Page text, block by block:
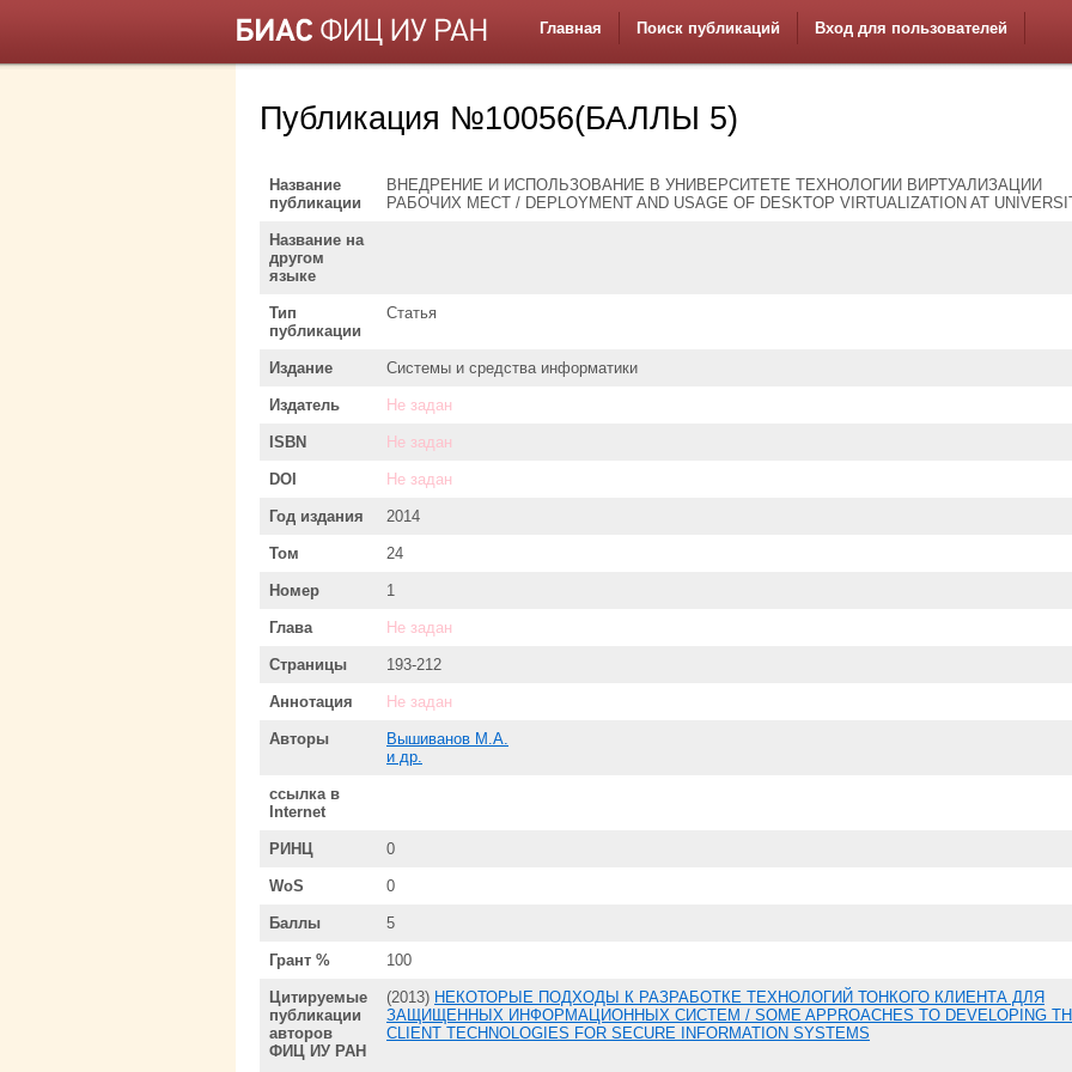
Главная Поиск публикаций Вход для пользователей
Публикация №10056(БАЛЛЫ 5)
Название
публикации
ВНЕДРЕНИЕ И ИСПОЛЬЗОВАНИЕ В УНИВЕРСИТЕТЕ ТЕХНОЛОГИИ ВИРТУАЛИЗАЦИИ
РАБОЧИХ МЕСТ / DEPLOYMENT AND USAGE OF DESKTOP VIRTUALIZATION AT
Название на
другом
языке
Тип
публикации
Статья
Издание Системы и средства информатики
Издатель Не задан
ISBN Не задан
DOI Не задан
Год издания 2014
Том 24
Номер 1
Глава Не задан
Страницы 193-212
Аннотация Не задан
Авторы
Вышиванов М.А.
и др.
ссылка в
Internet
РИНЦ 0
WoS 0
Баллы 5
Грант % 100
Цитируемые
публикации
авторов
ФИЦ ИУ РАН
(2013) НЕКОТОРЫЕ ПОДХОДЫ К РАЗРАБОТКЕ ТЕХНОЛОГИЙ ТОНКОГО КЛИЕНТА ДЛЯ
ЗАЩИЩЕННЫХ ИНФОРМАЦИОННЫХ СИСТЕМ / SOME APPROACHES TO DEVELOPING
CLIENT TECHNOLOGIES FOR SECURE INFORMATION SYSTEMS